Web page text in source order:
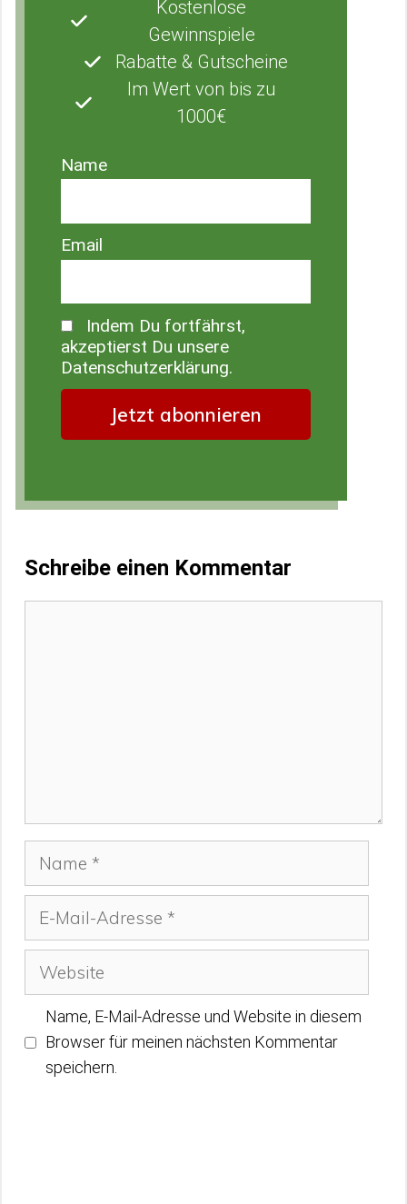
Kostenlose
Gewinnspiele
Rabatte & Gutscheine
Im Wert von bis zu
1000€
Name
Email
Indem Du fortfährst,
akzeptierst Du unsere
Datenschutzerklärung.
Schreibe einen Kommentar
Name
Website
Name, E-Mail-Adresse und Website in diesem
Browser für meinen nächsten Kommentar
speichern.